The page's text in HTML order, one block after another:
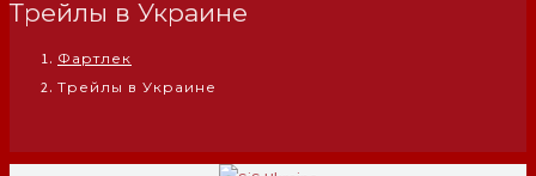
Трейлы в Украине
Фартлек
Трейлы в Украине